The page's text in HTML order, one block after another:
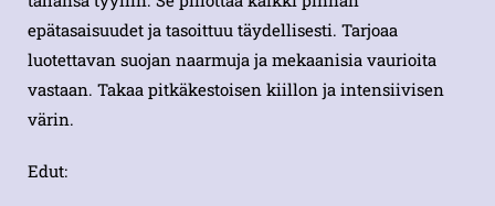
epätasaisuudet ja tasoittuu täydellisesti. Tarjoaa
luotettavan suojan naarmuja ja mekaanisia vaurioita
vastaan. Takaa pitkäkestoisen kiillon ja intensiivisen
värin.
Edut: